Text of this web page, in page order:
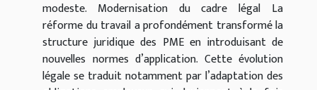
modeste. Modernisation du cadre légal La
réforme du travail a profondément transformé la
structure juridique des PME en introduisant de
nouvelles normes d’application. Cette évolution
légale se traduit notamment par l’adaptation des